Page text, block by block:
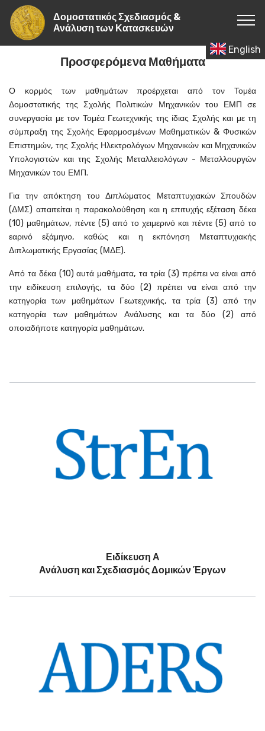
Δομοστατικός Σχεδιασμός &
Ανάλυση των Κατασκευών
English
Προσφερόμενα Μαθήματα
Ο κορμός των μαθημάτων προέρχεται από τον Τομέα
Δομοστατικής της Σχολής Πολιτικών Μηχανικών του ΕΜΠ σε
συνεργασία με τον Τομέα Γεωτεχνικής της ίδιας Σχολής και με τη
σύμπραξη της Σχολής Εφαρμοσμένων Μαθηματικών & Φυσικών
Επιστημών,της Σχολής Ηλεκτρολόγων Μηχανικών και Μηχανικών
Υπολογιστών και της Σχολής Μεταλλειολόγων - Μεταλλουργών
Μηχανικών του ΕΜΠ.
Για την απόκτηση του Διπλώματος Μεταπτυχιακών Σπουδών
(ΔΜΣ) απαιτείται η παρακολούθηση και η επιτυχής εξέταση δέκα
(10) μαθημάτων, πέντε (5) από το χειμερινό και πέντε (5) από το
εαρινό εξάμηνο, καθώς και η εκπόνηση Μεταπτυχιακής
Διπλωματικής Εργασίας (ΜΔΕ).
Από τα δέκα (10) αυτά μαθήματα, τα τρία (3) πρέπει να είναι από
την ειδίκευση επιλογής, τα δύο (2) πρέπει να είναι από την
κατηγορία των μαθημάτων Γεωτεχνικής, τα τρία (3) από την
κατηγορία των μαθημάτων Ανάλυσης και τα δύο (2) από
οποιαδήποτε κατηγορία μαθημάτων.
Ειδίκευση Α
Ανάλυση και Σχεδιασμός Δομικών Έργων